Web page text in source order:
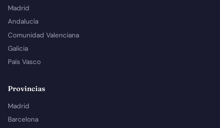
Madrid
Andalucía
Comunidad Valenciana
Galicia
País Vasco
Provincias
Madrid
Barcelona